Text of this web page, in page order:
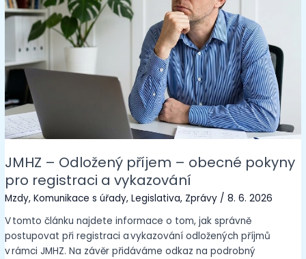
JMHZ – Odložený příjem – obecné pokyny
pro registraci a vykazování
Mzdy,Komunikace s úřady,Legislativa, Zprávy /8. 6. 2026
V tomto článku najdete informace o tom, jak správně
postupovat při registraci a vykazování odložených příjmů
v rámci JMHZ. Na závěr přidáváme odkaz na podrobný